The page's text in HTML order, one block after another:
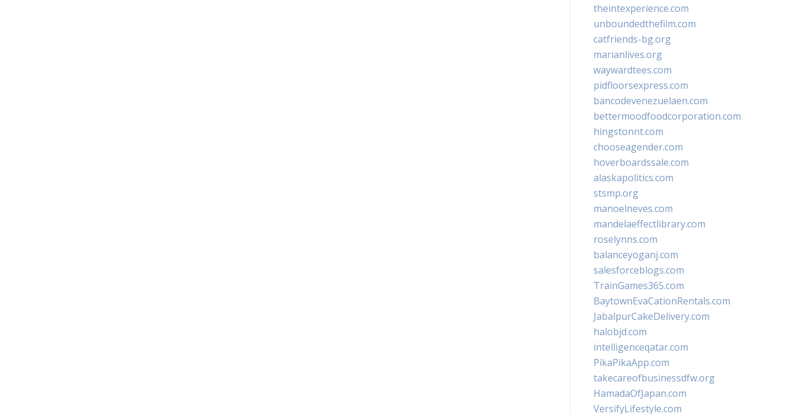
theintexperience.com
unboundedthefilm.com
catfriends-bg.org
marianlives.org
waywardtees.com
pidfloorsexpress.com
bancodevenezuelaen.com
bettermoodfoodcorporation.com
hingstonnt.com
chooseagender.com
hoverboardssale.com
alaskapolitics.com
stsmp.org
manoelneves.com
mandelaeffectlibrary.com
roselynns.com
balanceyoganj.com
salesforceblogs.com
TrainGames365.com
BaytownEvaCationRentals.com
JabalpurCakeDelivery.com
halobjd.com
intelligenceqatar.com
PikaPikaApp.com
takecareofbusinessdfw.org
HamadaOfJapan.com
VersifyLifestyle.com